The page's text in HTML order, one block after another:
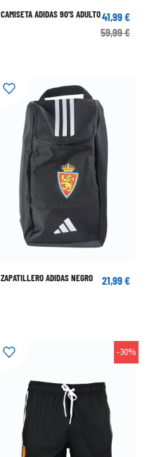
CAMISETA ADIDAS 90'S ADULTO41,99 €
59,99 €
ZAPATILLERO ADIDAS NEGRO 21,99 €
-30%